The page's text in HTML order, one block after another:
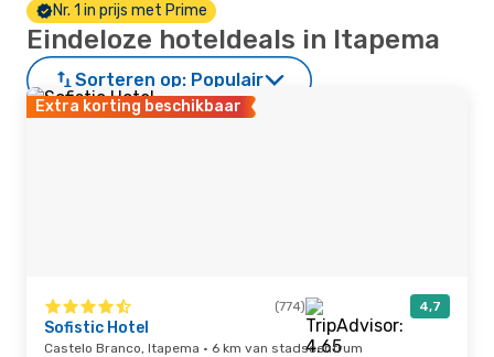
Nr. 1 in prijs met Prime
Eindeloze hoteldeals in Itapema
Sorteren op: Populair
Extra korting beschikbaar
(774) 4,7
Sofistic Hotel
Castelo Branco, Itapema · 6 km van stadscentrum